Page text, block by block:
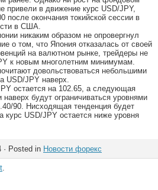
привели в движение курс USD/JPY,
после окончания токийской сессии в
в США.
никаким образом не опровергнул
о том, что Япония отказалась от своей
на валютном рынке, трейдеры не
к новым многолетним минимумам.
довольствоваться небольшими
USD/JPY наверх.
остается на 102.65, а следующая
будут ограничиваться уровнями
90. Нисходящая тенденция будет
курс USD/JPY остается ниже уровня
· Posted in Новости форекс
.